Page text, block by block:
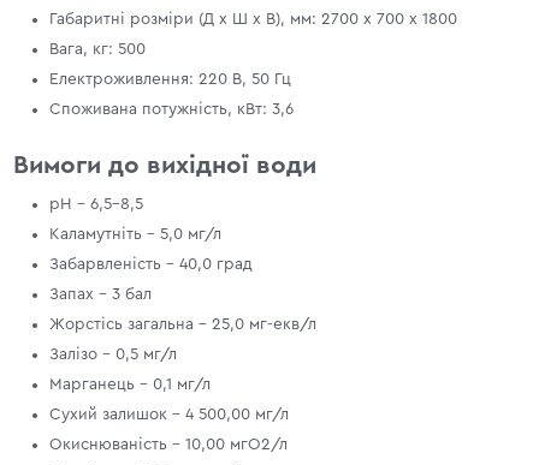
Габаритні розміри (Д х Ш х В), мм: 2700 х 700 х 1800
Вага, кг: 500
Електроживлення: 220 В, 50 Гц
Споживана потужність, кВт: 3,6
Вимоги до вихідної води
рН - 6,5-8,5
Каламутніть - 5,0 мг/л
Забарвленість - 40,0 град
Запах - 3 бал
Жорстісь загальна - 25,0 мг-екв/л
Залізо - 0,5 мг/л
Марганець - 0,1 мг/л
Сухий залишок - 4 500,00 мг/л
Окиснюваність - 10,00 мгО2/л